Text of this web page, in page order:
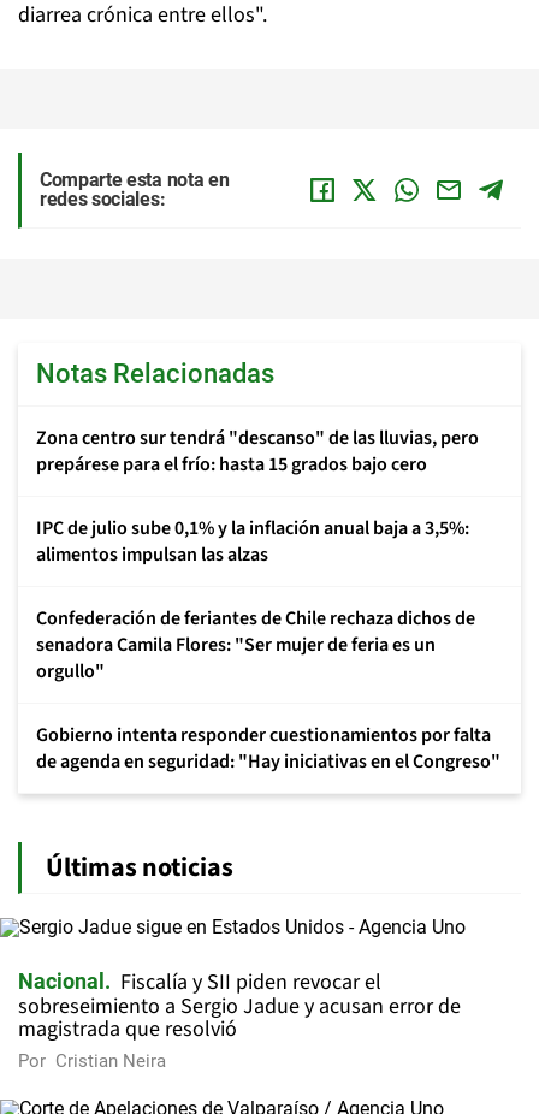
diarrea crónica entre ellos".
Comparte esta nota en
redes sociales:
Notas Relacionadas
Zona centro sur tendrá "descanso" de las lluvias, pero
prepárese para el frío: hasta 15 grados bajo cero
IPC de julio sube 0,1% y la inflación anual baja a 3,5%:
alimentos impulsan las alzas
Confederación de feriantes de Chile rechaza dichos de
senadora Camila Flores: "Ser mujer de feria es un
orgullo"
Gobierno intenta responder cuestionamientos por falta
de agenda en seguridad: "Hay iniciativas en el Congreso"
Últimas noticias
Nacional
Fiscalía y SII piden revocar el
sobreseimiento a Sergio Jadue y acusan error de
magistrada que resolvió
Por Cristian Neira